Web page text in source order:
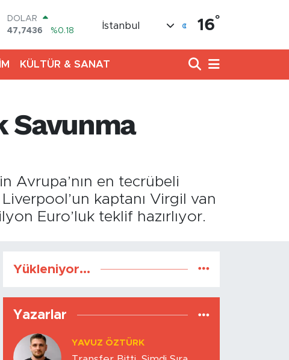
DOLAR
47,7436
%0.18
STERLİN
64,4811
%0.38
BİST100
13.779
%-14
İstanbul 16°
KÜLTÜR & SANAT
Savunma
Avrupa’nın en tecrübeli
Liverpool’un kaptanı Virgil van
Euro’luk teklif hazırlıyor.
Yükleniyor...
Yazarlar
YAVUZ ÖZTÜRK